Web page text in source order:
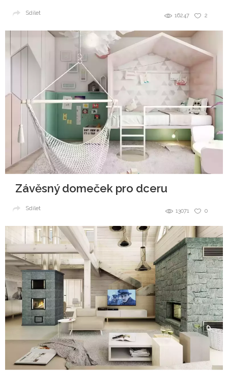
2
16247
Sdílet
Závěsný domeček pro dceru
0
13071
Sdílet